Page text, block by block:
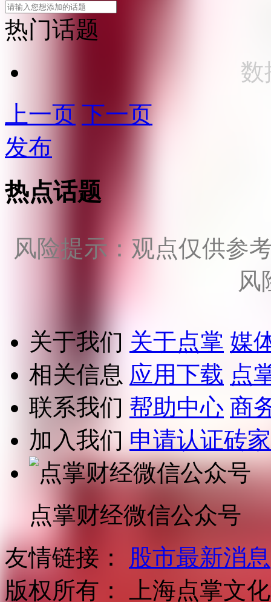
热门话题
数
上一页 下一页
发布
热点话题
风险提示：观点仅供参
风
关于我们 关于点掌 媒
相关信息 应用下载 点
联系我们 帮助中心 商
加入我们 申请认证砖家
点掌财经微信公众号
友情链接：
股市最新消息
版权所有：
上海点掌文